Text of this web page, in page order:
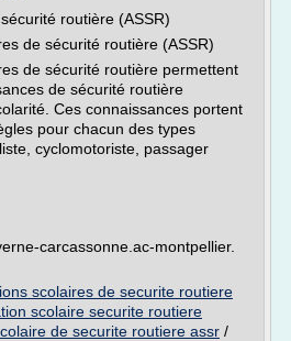
routière (ASSR)
de sécurité routière (ASSR)
de sécurité routière permettent
de sécurité routière
Ces connaissances portent
pour chacun des types
cyclomotoriste, passager
carcassonne.ac-montpellier.
scolaires de securite routiere
scolaire securite routiere
de securite routiere assr /